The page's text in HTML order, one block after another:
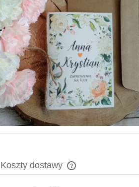
Koszty dostawy